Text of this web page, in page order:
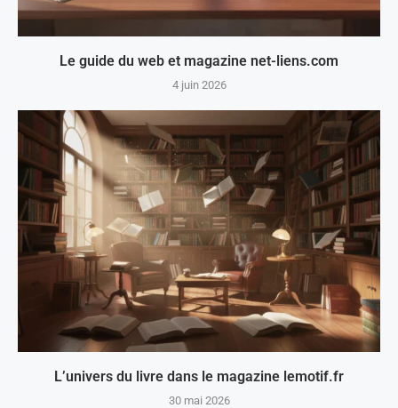
Le guide du web et magazine net-liens.com
4 juin 2026
L’univers du livre dans le magazine lemotif.fr
30 mai 2026